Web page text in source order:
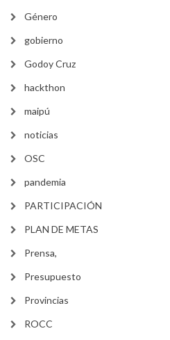
Género
gobierno
Godoy Cruz
hackthon
maipú
noticias
OSC
pandemia
PARTICIPACIÓN
PLAN DE METAS
Prensa,
Presupuesto
Provincias
ROCC